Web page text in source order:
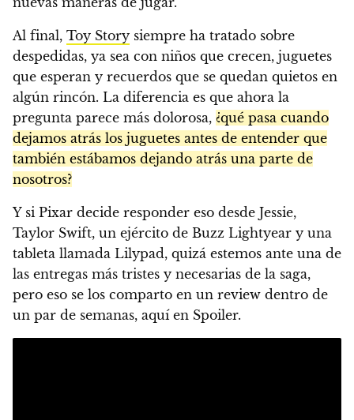
Al final, Toy Story siempre ha tratado sobre
despedidas, ya sea con niños que crecen, juguetes
que esperan y recuerdos que se quedan quietos en
algún rincón. La diferencia es que ahora la
pregunta parece más dolorosa, ¿qué pasa cuando
dejamos atrás los juguetes antes de entender que
también estábamos dejando atrás una parte de
nosotros?
Y si Pixar decide responder eso desde Jessie,
Taylor Swift, un ejército de Buzz Lightyear y una
tableta llamada Lilypad, quizá estemos ante una de
las entregas más tristes y necesarias de la saga,
pero eso se los comparto en un review dentro de
un par de semanas, aquí en Spoiler.